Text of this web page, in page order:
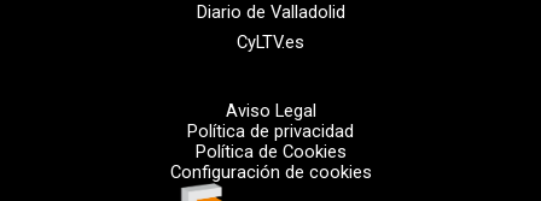
Diario de Valladolid
CyLTV.es
Aviso Legal
Política de privacidad
Política de Cookies
Configuración de cookies